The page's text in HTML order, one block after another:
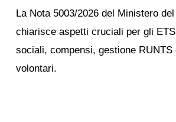
La Nota 5003/2026 del Ministero
chiarisce aspetti cruciali per gli
sociali, compensi, gestione RUNTS
volontari.